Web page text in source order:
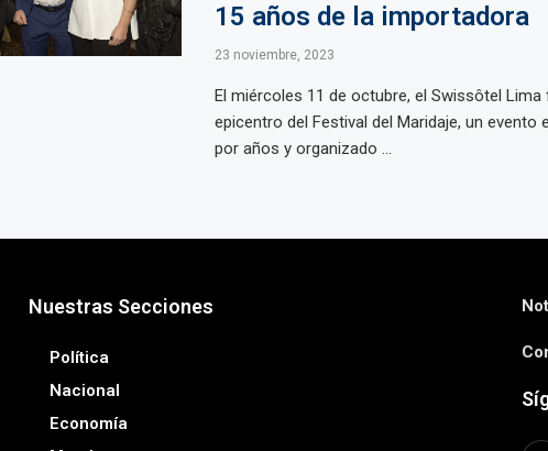
15 años de la importadora
23 noviembre, 2023
El miércoles 11 de octubre, el Swissôtel Lima
epicentro del Festival del Maridaje, un evento
por años y organizado ...
Nuestras Secciones
Política
Nacional
Economía